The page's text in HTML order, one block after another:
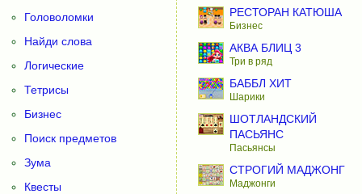
Головоломки
Найди слова
Логические
Тетрисы
Бизнес
Поиск предметов
Зума
Квесты
РЕСТОРАН КАТЮША
Бизнес
АКВА БЛИЦ 3
Три в ряд
БАББЛ ХИТ
Шарики
ШОТЛАНДСКИЙ
ПАСЬЯНС
Пасьянсы
СТРОГИЙ МАДЖОНГ
Маджонги